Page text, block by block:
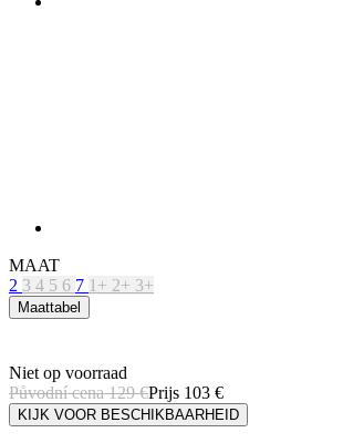
MAAT
2 3 4 5 6 7 1+ 2+ 3+
Maattabel
Niet op voorraad
Prijs 103 €
Původní cena129 €
KIJK VOOR BESCHIKBAARHEID